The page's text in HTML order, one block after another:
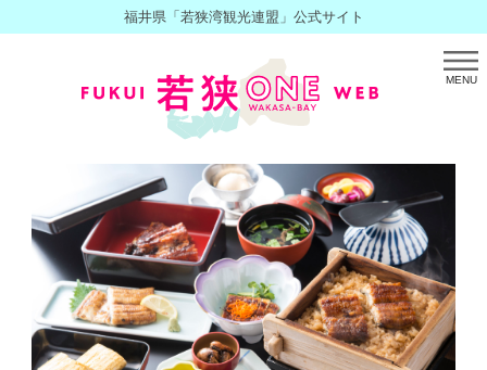
福井県「若狭湾観光連盟」公式サイト
MENU